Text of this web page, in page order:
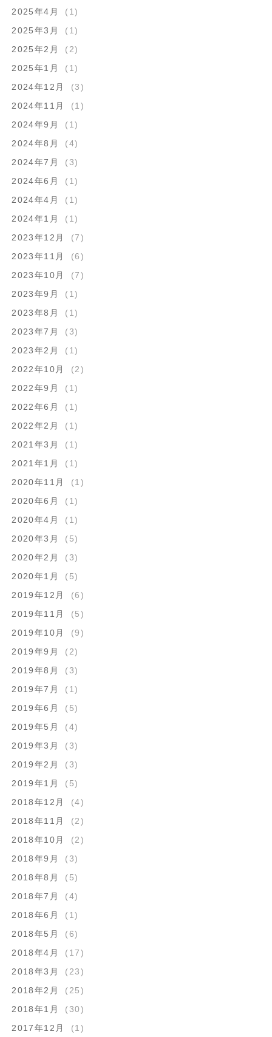
2025年4月
(1)
2025年3月
(1)
2025年2月
(2)
2025年1月
(1)
2024年12月
(3)
2024年11月
(1)
2024年9月
(1)
2024年8月
(4)
2024年7月
(3)
2024年6月
(1)
2024年4月
(1)
2024年1月
(1)
2023年12月
(7)
2023年11月
(6)
2023年10月
(7)
2023年9月
(1)
2023年8月
(1)
2023年7月
(3)
2023年2月
(1)
2022年10月
(2)
2022年9月
(1)
2022年6月
(1)
2022年2月
(1)
2021年3月
(1)
2021年1月
(1)
2020年11月
(1)
2020年6月
(1)
2020年4月
(1)
2020年3月
(5)
2020年2月
(3)
2020年1月
(5)
2019年12月
(6)
2019年11月
(5)
2019年10月
(9)
2019年9月
(2)
2019年8月
(3)
2019年7月
(1)
2019年6月
(5)
2019年5月
(4)
2019年3月
(3)
2019年2月
(3)
2019年1月
(5)
2018年12月
(4)
2018年11月
(2)
2018年10月
(2)
2018年9月
(3)
2018年8月
(5)
2018年7月
(4)
2018年6月
(1)
2018年5月
(6)
2018年4月
(17)
2018年3月
(23)
2018年2月
(25)
2018年1月
(30)
2017年12月
(1)